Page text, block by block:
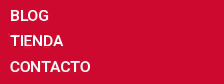
BLOG
TIENDA
CONTACTO